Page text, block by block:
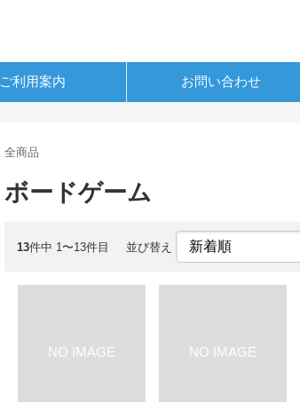
ご利用案内 お問い合わせ
全商品
ボードゲーム
13件中 1〜13件目 並び替え